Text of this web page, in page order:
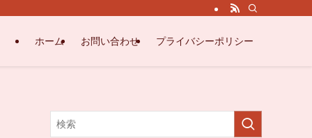
ホーム お問い合わせ プライバシーポリシー